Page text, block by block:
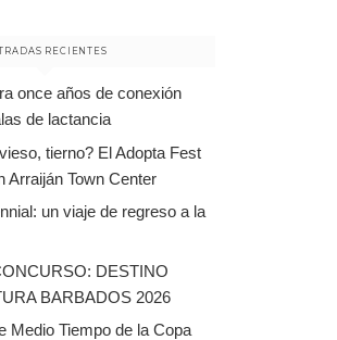
RECIENTES
once años de conexión
de lactancia
tierno? El Adopta Fest
Arraiján Town Center
un viaje de regreso a la
DESTINO
BARBADOS 2026
Medio Tiempo de la Copa